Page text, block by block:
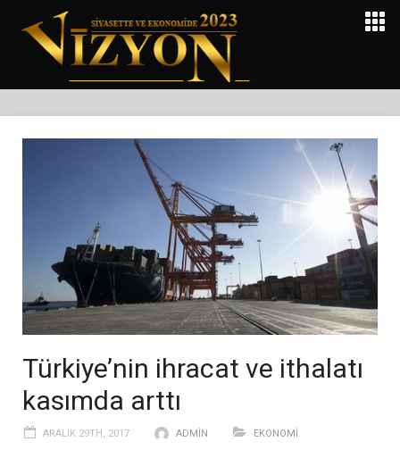
Türkiye’nin ihracat ve ithalatı
kasımda arttı
ARALIK 29TH, 2017 ADMIN EKONOMI